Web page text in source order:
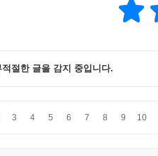
적절한 글을 감지 중입니다.
3 4 5 6 7 8 9 10